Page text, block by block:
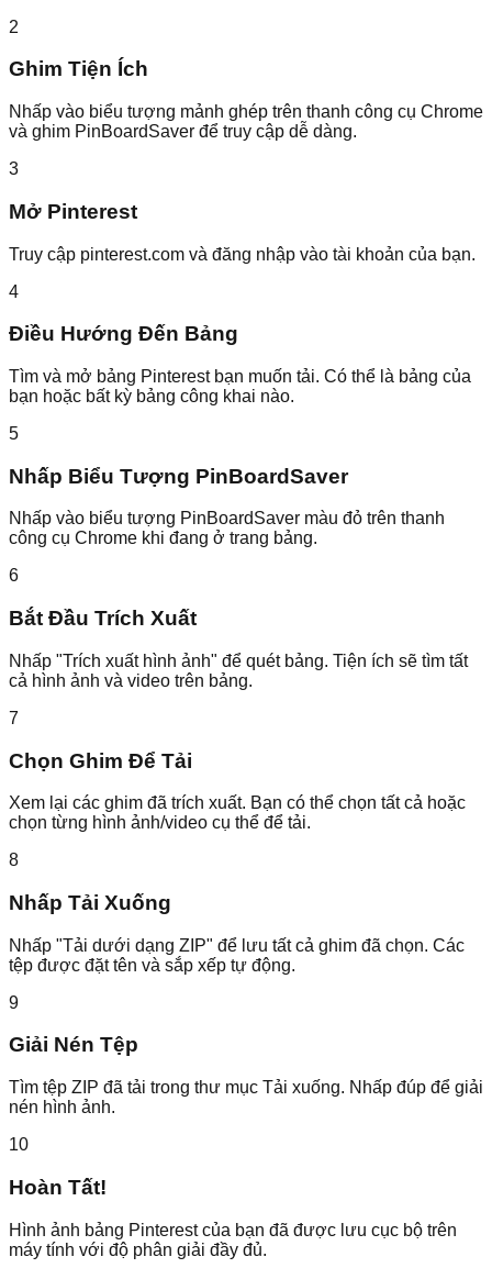
2
Ghim Tiện Ích
Nhấp vào biểu tượng mảnh ghép trên thanh công cụ Chrome
và ghim PinBoardSaver để truy cập dễ dàng.
3
Mở Pinterest
Truy cập pinterest.com và đăng nhập vào tài khoản của bạn.
4
Điều Hướng Đến Bảng
Tìm và mở bảng Pinterest bạn muốn tải. Có thể là bảng của
bạn hoặc bất kỳ bảng công khai nào.
5
Nhấp Biểu Tượng PinBoardSaver
Nhấp vào biểu tượng PinBoardSaver màu đỏ trên thanh
công cụ Chrome khi đang ở trang bảng.
6
Bắt Đầu Trích Xuất
Nhấp "Trích xuất hình ảnh" để quét bảng. Tiện ích sẽ tìm tất
cả hình ảnh và video trên bảng.
7
Chọn Ghim Để Tải
Xem lại các ghim đã trích xuất. Bạn có thể chọn tất cả hoặc
chọn từng hình ảnh/video cụ thể để tải.
8
Nhấp Tải Xuống
Nhấp "Tải dưới dạng ZIP" để lưu tất cả ghim đã chọn. Các
tệp được đặt tên và sắp xếp tự động.
9
Giải Nén Tệp
Tìm tệp ZIP đã tải trong thư mục Tải xuống. Nhấp đúp để giải
nén hình ảnh.
10
Hoàn Tất!
Hình ảnh bảng Pinterest của bạn đã được lưu cục bộ trên
máy tính với độ phân giải đầy đủ.